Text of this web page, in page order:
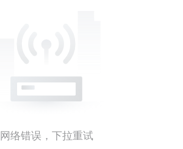
网络错误，下拉重试